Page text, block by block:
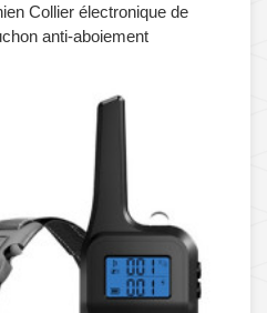
Collier électronique de
anti-aboiement